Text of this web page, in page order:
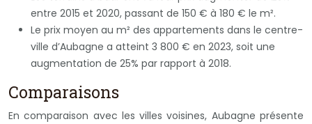
entre 2015 et 2020, passant de 150 € à 180 € le m².
Le prix moyen au m² des appartements dans le centre-
ville d’Aubagne a atteint 3 800 € en 2023, soit une
augmentation de 25% par rapport à 2018.
Comparaisons
En comparaison avec les villes voisines, Aubagne présente